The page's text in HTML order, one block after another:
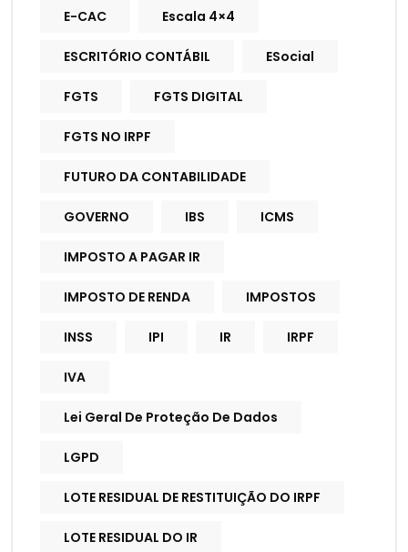
E-CAC Escala 4×4
ESCRITÓRIO CONTÁBIL ESocial
FGTS FGTS DIGITAL
FGTS NO IRPF
FUTURO DA CONTABILIDADE
GOVERNO IBS ICMS
IMPOSTO A PAGAR IR
IMPOSTO DE RENDA IMPOSTOS
INSS IPI IR IRPF
IVA
Lei Geral De Proteção De Dados
LGPD
LOTE RESIDUAL DE RESTITUIÇÃO DO IRPF
LOTE RESIDUAL DO IR